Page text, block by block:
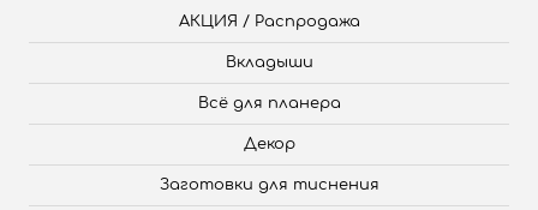
АКЦИЯ / Распродажа
Вкладыши
Всё для планера
Декор
Заготовки для тиснения